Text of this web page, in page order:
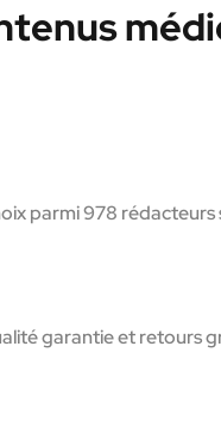
parmi 978 rédacteurs
garantie et retours